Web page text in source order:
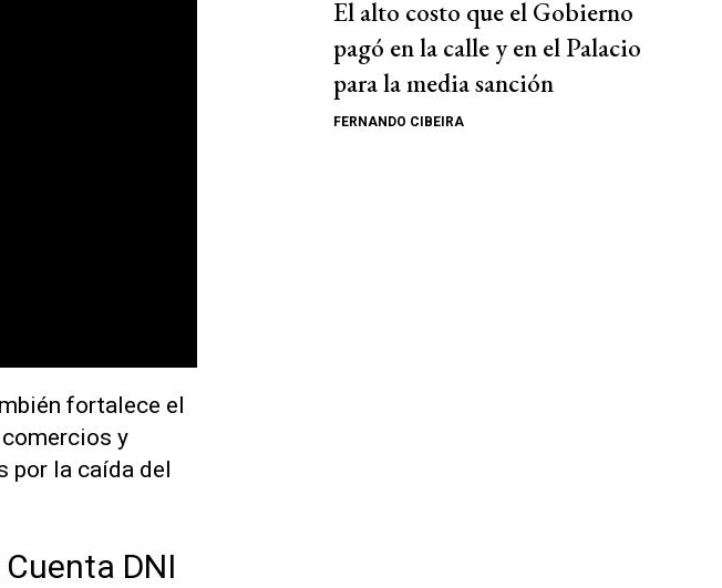
fortalece el
y
por la caída del
DNI
El alto costo que el Gobierno
pagó en la calle y en el Palacio
para la media sanción
FERNANDO CIBEIRA